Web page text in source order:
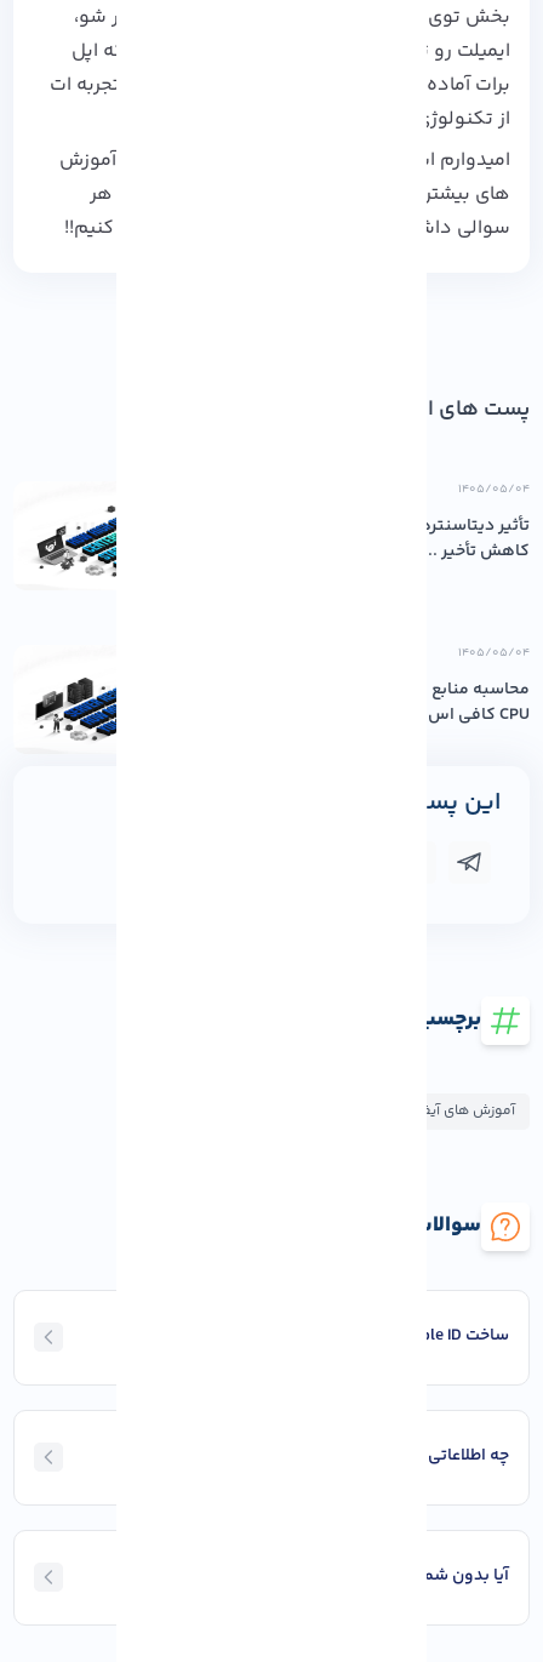
بخش توی دنیای اپله. پس همین حالا دست به کار شو،
ایمیلت رو تأیید کن و اکانتت رو بساز تا هر چیزی که اپل
برات آماده کرده، به راحتی در دسترس تو باشه و تجربه‌ ات
از تکنولوژی به سطح بعدی بره!!!!
امیدوارم این آموزش برات مفید بوده باشه!! برای آموزش‌
های بیشتر میتونی بقیه
رو هم ببینی و هر
سوالی داشتی تو دیدگاه‌ ها بنویس تا راهنماییت کنیم!!
پست های اخیر
۱۴۰۵/۰۵/۰۴
تأثیر دیتاسنترهای باکیفیت بر پایداری و
کاهش تأخیر ...
۱۴۰۵/۰۵/۰۴
محاسبه منابع مورد نیاز سرور: چقدر رم و
CPU کافی اس...
این پست را به اشتراک بگذارید
برچسب ها
آموزش های آیفون
سوالات متداول ساخت اکانت Apple ID
ساخت Apple ID رایگان است؟
چه اطلاعاتی برای ساخت نیاز دارم؟
آیا بدون شماره تلفن می‌ توان Apple ID ساخت؟